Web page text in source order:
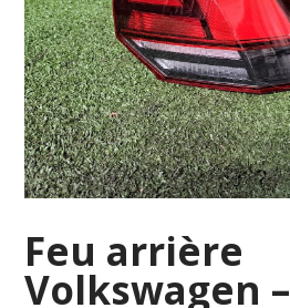
Feu arrière
Volkswagen –